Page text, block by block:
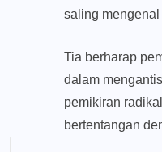
saling mengenal
Tia berharap
dalam
pemikiran
bertentangan